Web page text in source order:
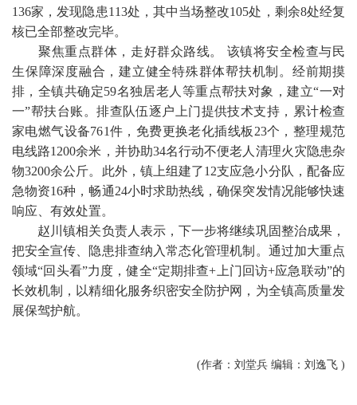
136家，发现隐患113处，其中当场整改105处，剩余8处经复
核已全部整改完毕。
聚焦重点群体，走好群众路线。 该镇将安全检查与民
生保障深度融合，建立健全特殊群体帮扶机制。经前期摸
排，全镇共确定59名独居老人等重点帮扶对象，建立“一对
一”帮扶台账。排查队伍逐户上门提供技术支持，累计检查
家电燃气设备761件，免费更换老化插线板23个，整理规范
电线路1200余米，并协助34名行动不便老人清理火灾隐患杂
物3200余公斤。此外，镇上组建了12支应急小分队，配备应
急物资16种，畅通24小时求助热线，确保突发情况能够快速
响应、有效处置。
赵川镇相关负责人表示，下一步将继续巩固整治成果，
把安全宣传、隐患排查纳入常态化管理机制。通过加大重点
领域“回头看”力度，健全“定期排查+上门回访+应急联动”的
长效机制，以精细化服务织密安全防护网，为全镇高质量发
展保驾护航。
(作者：刘堂兵 编辑：刘逸飞 )